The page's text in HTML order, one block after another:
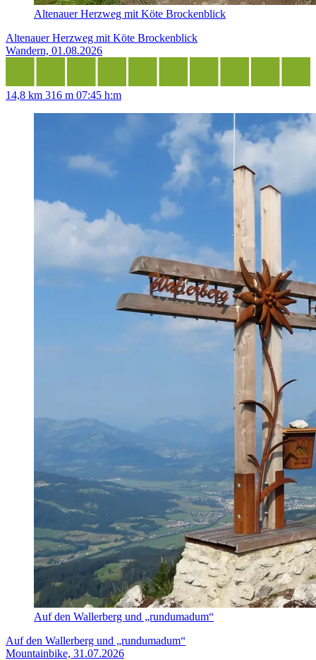
Altenauer Herzweg mit Köte Brockenblick
Altenauer Herzweg mit Köte Brockenblick
Wandern, 01.08.2026
14,8 km 316 m 07:45 h:m
Auf den Wallerberg und „rundumadum“
Auf den Wallerberg und „rundumadum“
Mountainbike, 31.07.2026